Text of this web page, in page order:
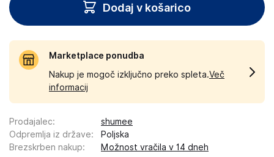
Dodaj v košarico
Marketplace ponudba
Nakup je mogoč izključno preko spleta.Več
informacij
Prodajalec:
shumee
Odpremlja iz države:
Poljska
Brezskrben nakup: Možnost vračila v 14 dneh